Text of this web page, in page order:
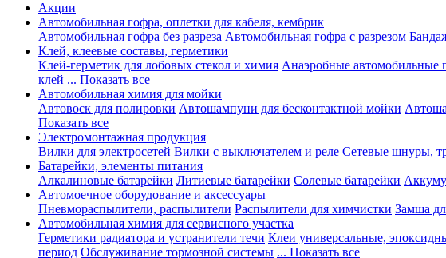
Акции
Автомобильная гофра, оплетки для кабеля, кембрик
Автомобильная гофра без разреза Автомобильная гофра с разрезом
Клей, клеевые составы, герметики
Клей-герметик для лобовых стекол и химия Анаэробные автомобильные
клей ... Показать все
Автомобильная химия для мойки
Автовоск для полировки Автошампуни для бесконтактной мойки
Показать все
Электромонтажная продукция
Вилки для электросетей Вилки с выключателем и реле Сетевые шнуры,
Батарейки, элементы питания
Алкалиновые батарейки Литиевые батарейки Солевые батарейки
Автомоечное оборудование и аксессуары
Пневмораспылители, распылители Распылители для химчистки Замша
Автомобильная химия для сервисного участка
Герметики радиатора и устранители течи Клеи универсальные,
период Обслуживание тормозной системы ... Показать все